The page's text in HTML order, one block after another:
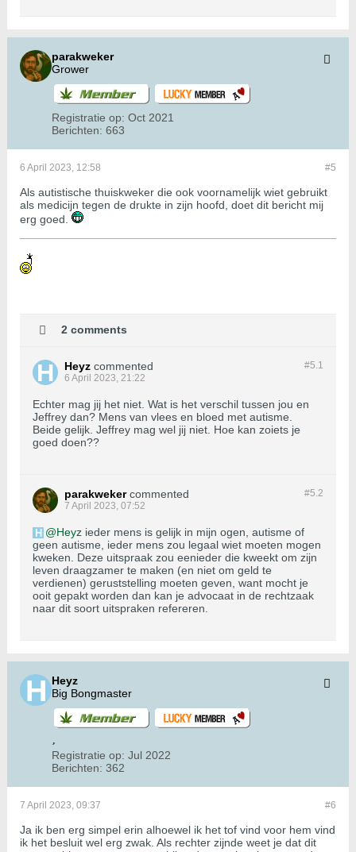
parakweker
Grower
Registratie op: Oct 2021
Berichten: 663
#5
6 April 2023, 12:58
Als autistische thuiskweker die ook voornamelijk wiet gebruikt
als medicijn tegen de drukte in zijn hoofd, doet dit bericht mij
erg goed.
2 comments
#5.1
Heyz commented
6 April 2023, 21:22
Echter mag jij het niet. Wat is het verschil tussen jou en
Jeffrey dan? Mens van vlees en bloed met autisme.
Beide gelijk. Jeffrey mag wel jij niet. Hoe kan zoiets je
goed doen??
#5.2
parakweker commented
7 April 2023, 07:52
Heyz ieder mens is gelijk in mijn ogen, autisme of
geen autisme, ieder mens zou legaal wiet moeten mogen
kweken. Deze uitspraak zou eenieder die kweekt om zijn
leven draagzamer te maken (en niet om geld te
verdienen) geruststelling moeten geven, want mocht je
ooit gepakt worden dan kan je advocaat in de rechtzaak
naar dit soort uitspraken refereren.
Heyz
Big Bongmaster
Registratie op: Jul 2022
Berichten: 362
#6
7 April 2023, 09:37
Ja ik ben erg simpel erin alhoewel ik het tof vind voor hem vind
ik het besluit wel erg zwak. Als rechter zijnde weet je dat dit